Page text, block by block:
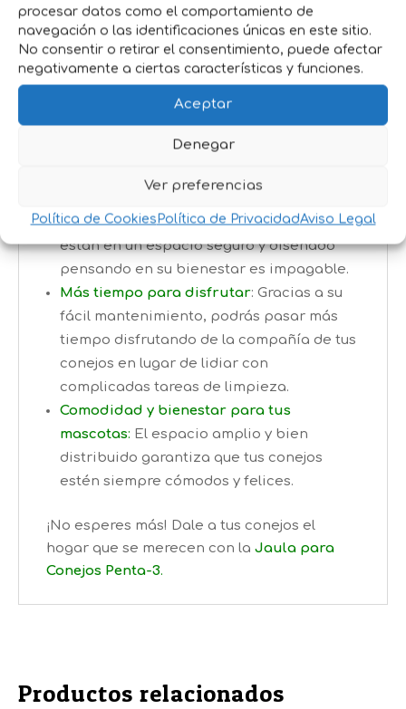
procesar datos como el comportamiento de
navegación o las identificaciones únicas en este sitio.
No consentir o retirar el consentimiento, puede afectar
negativamente a ciertas características y funciones.
Aceptar
Denegar
Ver preferencias
Política de Cookies Política de PrivacidadAviso Legal
Fácil acceso y limpieza: La jaula cuenta
con puertas grandes que facilitan la
manipulación de tus conejos y una
limpieza sea pan comido.
Tranquilidad total:Saber que tus conejos
están en un espacio seguro y diseñado
pensando en su bienestar es impagable.
Más tiempo para disfrutar: Gracias a su
fácil mantenimiento, podrás pasar más
tiempo disfrutando de la compañía de tus
conejos en lugar de lidiar con
complicadas tareas de limpieza.
Comodidad y bienestar para tus
mascotas: El espacio amplio y bien
distribuido garantiza que tus conejos
estén siempre cómodos y felices.
¡No esperes más! Dale a tus conejos el
hogar que se merecen con la Jaula para
Conejos Penta-3.
Title
Productos relacionados